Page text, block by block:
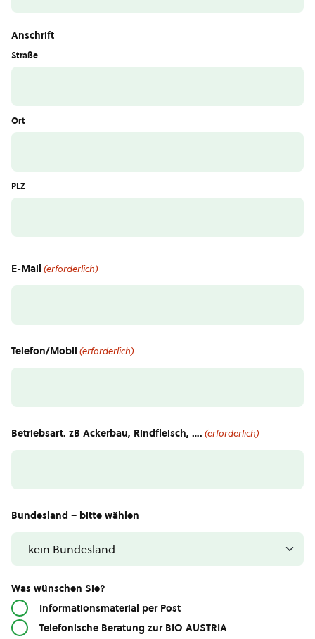
Anschrift
Straße
Ort
PLZ
E-Mail (erforderlich)
Telefon/Mobil (erforderlich)
Betriebsart. zB Ackerbau, Rindfleisch, …. (erforderlich)
Bundesland – bitte wählen
Was wünschen Sie?
Informationsmaterial per Post
Telefonische Beratung zur BIO AUSTRIA